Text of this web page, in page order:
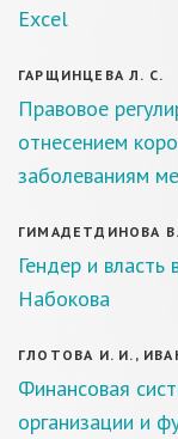
Excel
ГАРЩИНЦЕВА Л. С.
Правовое
отнесением
заболеваниям
ГИМАДЕТДИНОВА
Гендер и
Набокова
ГЛОТОВА И. И.,
Финансовая
организации и